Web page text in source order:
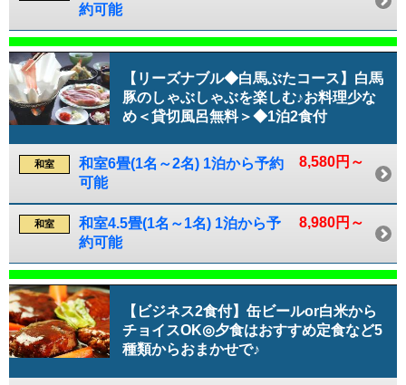
約可能
【リーズナブル◆白馬ぶたコース】白馬
豚のしゃぶしゃぶを楽しむ♪お料理少な
め＜貸切風呂無料＞◆1泊2食付
8,580円～
和室
和室6畳(1名～2名) 1泊から予約
可能
8,980円～
和室
和室4.5畳(1名～1名) 1泊から予
約可能
【ビジネス2食付】缶ビールor白米から
チョイスOK◎夕食はおすすめ定食など5
種類からおまかせで♪